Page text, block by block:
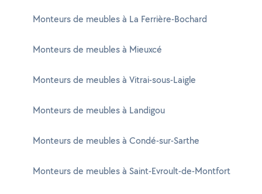
Monteurs de meubles à La Ferrière-Bochard
Monteurs de meubles à Mieuxcé
Monteurs de meubles à Vitrai-sous-Laigle
Monteurs de meubles à Landigou
Monteurs de meubles à Condé-sur-Sarthe
Monteurs de meubles à Saint-Evroult-de-Montfort